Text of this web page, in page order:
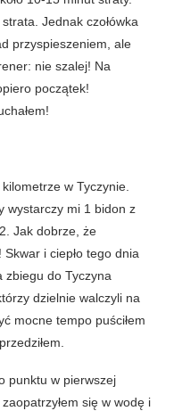
Jednak czołówka
przyspieszeniem, ale
nie szalej! Na
początek!
w Tyczynie.
wystarczy mi 1 bidon z
Jak dobrze, że
i ciepło tego dnia
zbiegu do Tyczyna
dzielnie walczyli na
mocne tempo puściłem
punktu w pierwszej
się w wodę i